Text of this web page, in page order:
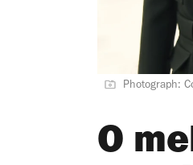
Photograph:
O